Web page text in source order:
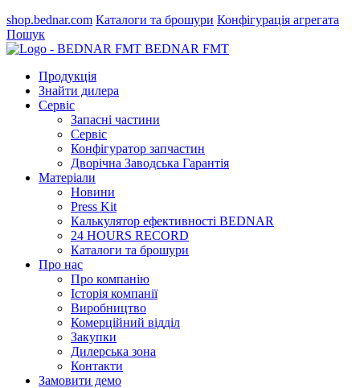
shop.bednar.com Каталоги та брошури Конфігурація агрегата
Пошук
BEDNAR FMT
Продукція
Знайти дилера
Сервіс
Запасні частини
Сервіс
Конфігуратор запчастин
Дворічна Заводська Гарантія
Матеріали
Новини
Press Kit
Калькулятор ефективності BEDNAR
24 HOURS RECORD
Каталоги та брошури
Про нас
Про компанію
Історія компанії
Виробництво
Комерційний відділ
Закупки
Дилерська зона
Контакти
Замовити демо